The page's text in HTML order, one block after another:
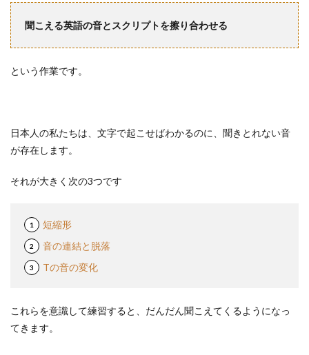
聞こえる英語の音とスクリプトを擦り合わせる
という作業です。
日本人の私たちは、文字で起こせばわかるのに、聞きとれない音
が存在します。
それが大きく次の3つです
短縮形
音の連結と脱落
Tの音の変化
これらを意識して練習すると、だんだん聞こえてくるようになっ
てきます。